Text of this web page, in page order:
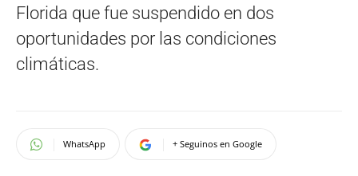
Florida que fue suspendido en dos
oportunidades por las condiciones
climáticas.
WhatsApp + Seguinos en Google